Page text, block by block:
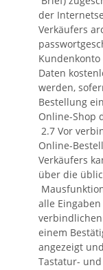
der
Verkäufers
Daten
werden,
Bestellung
Online-Shop
2.7 Vor
Online-
Verkäufers
über die
alle
einem
angezeigt
Tastatur-